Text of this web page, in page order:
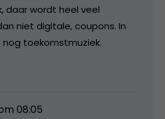
daar wordt heel veel
niet digitale, coupons. In
nog toekomstmuziek.
08:05